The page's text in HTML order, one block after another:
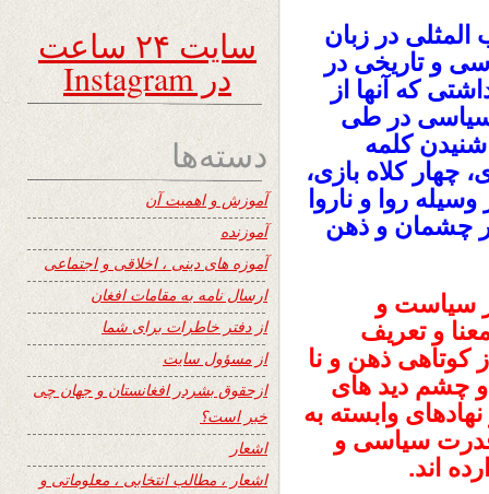
در زبان
و تاریخی در
که آنها از
سیاسی در طی
کلمه
چهار کلاه بازی،
روا و ناروا
چشمان و ذهن
سیاست و
و تعریف
ذهن و نا
و چشم دید های
وابسته به
سیاسی و
اند.
سایت ۲۴ ساعت
در Instagram
دسته‌ها
آموزش و اهمیت آن
آموزنده
آموزه های دینی ، اخلاقی و اجتماعی
ارسال نامه به مقامات افغان
از دفتر خاطرات برای شما
از مسؤول سایت
ازحقوق بشردر افغانستان و جهان چی
خبر است؟
اشعار
اشعار ، مطالب انتخابی ، معلوماتی و